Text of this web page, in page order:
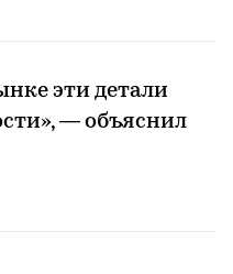
эти детали
— объяснил